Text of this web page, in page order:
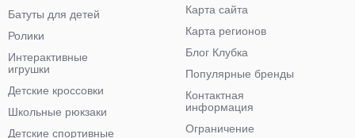
Батуты для детей
Ролики
Интерактивные
игрушки
Детские кроссовки
Школьные рюкзаки
Детские спортивные
Карта сайта
Карта регионов
Блог Клубка
Популярные бренды
Контактная
информация
Ограничение